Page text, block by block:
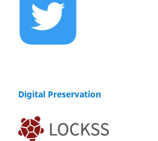
Digital Preservation